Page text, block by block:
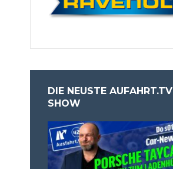
DIE NEUSTE AUFAHRT.TV
SHOW